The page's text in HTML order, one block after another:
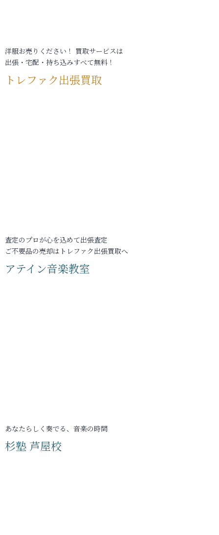
洋服お売りください！ 買取サービスは
出張・宅配・持ち込みすべて無料！
トレファク出張買取
査定のプロが心を込めて出張査定
ご不要品の売却はトレファク出張買取へ
アテイン音楽教室
あなたらしく奏でる、音楽の時間
杉塾 芦屋校